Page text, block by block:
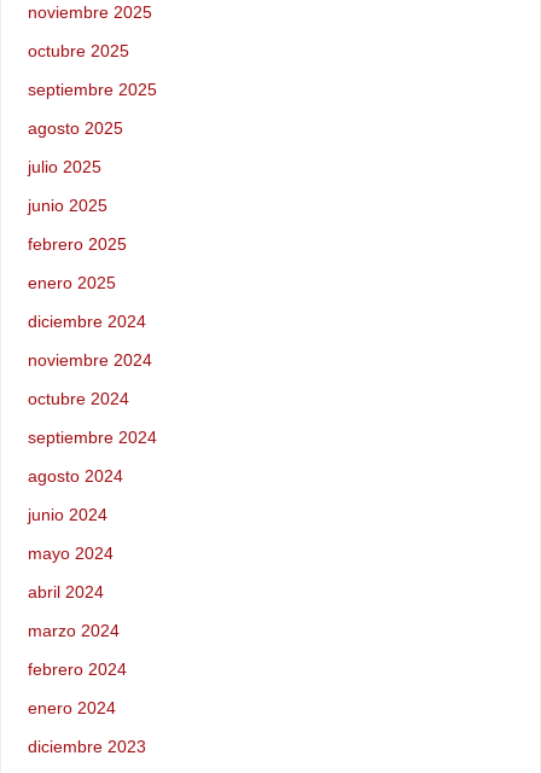
noviembre 2025
octubre 2025
septiembre 2025
agosto 2025
julio 2025
junio 2025
febrero 2025
enero 2025
diciembre 2024
noviembre 2024
octubre 2024
septiembre 2024
agosto 2024
junio 2024
mayo 2024
abril 2024
marzo 2024
febrero 2024
enero 2024
diciembre 2023